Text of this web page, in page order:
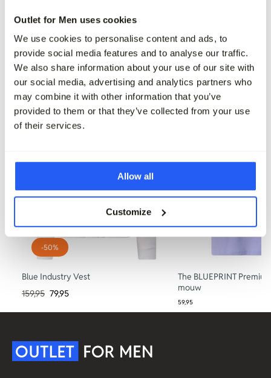
Outlet for Men uses cookies
We use cookies to personalise content and ads, to
provide social media features and to analyse our traffic.
We also share information about your use of our site with
our social media, advertising and analytics partners who
may combine it with other information that you’ve
provided to them or that they’ve collected from your use
of their services.
Allow all
Customize
Denham Scissor Trui Ronde hals
Maak je outfit compleet
-50%
Blue Industry Vest
159,95 79,95
The BLUEPRINT
mouw
59,95